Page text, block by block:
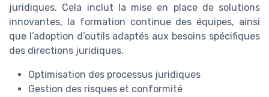
juridiques. Cela inclut la mise en place de solutions
innovantes, la formation continue des équipes, ainsi
que l’adoption d’outils adaptés aux besoins spécifiques
des directions juridiques.
Optimisation des processus juridiques
Gestion des risques et conformité